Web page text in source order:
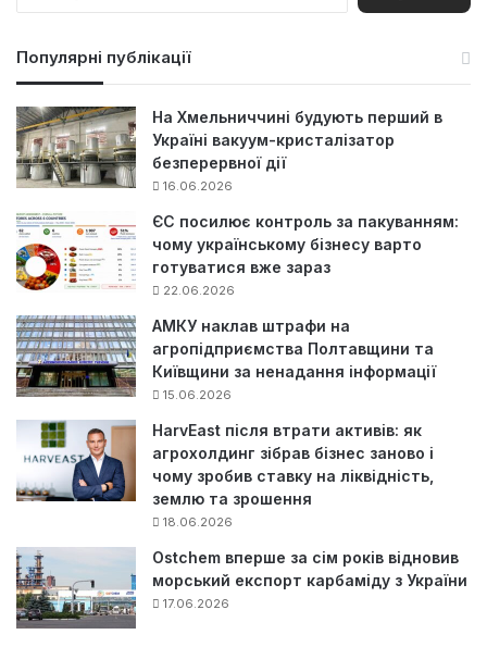
Популярні публікації
На Хмельниччині будують перший в
Україні вакуум-кристалізатор
безперервної дії
16.06.2026
ЄС посилює контроль за пакуванням:
чому українському бізнесу варто
готуватися вже зараз
22.06.2026
АМКУ наклав штрафи на
агропідприємства Полтавщини та
Київщини за ненадання інформації
15.06.2026
HarvEast після втрати активів: як
агрохолдинг зібрав бізнес заново і
чому зробив ставку на ліквідність,
землю та зрошення
18.06.2026
Ostchem вперше за сім років відновив
морський експорт карбаміду з України
17.06.2026